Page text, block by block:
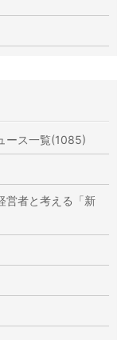
ース一覧(1085)
営者と考える「新